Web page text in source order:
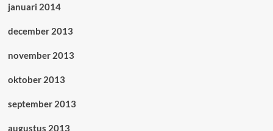
januari 2014
december 2013
november 2013
oktober 2013
september 2013
augustus 2013